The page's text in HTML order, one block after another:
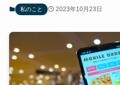
私のこと 2023年10月23日